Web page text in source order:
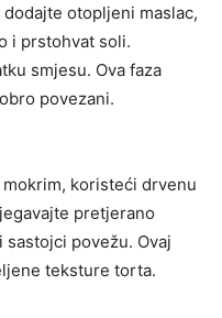
otopljeni maslac,
i prstohvat soli.
smjesu. Ova faza
povezani.
koristeći drvenu
pretjerano
sastojci povežu. Ovaj
teksture torta.